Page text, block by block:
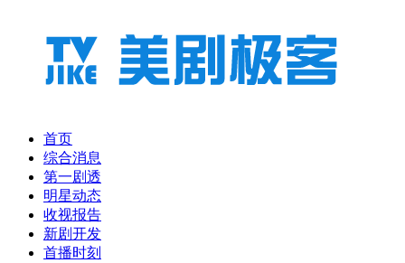
首页
综合消息
第一剧透
明星动态
收视报告
新剧开发
首播时刻